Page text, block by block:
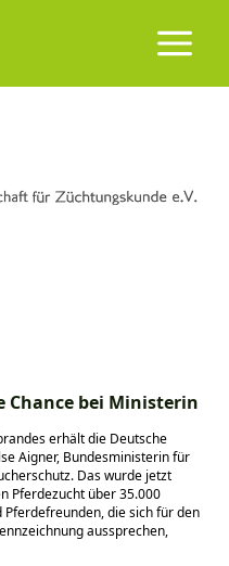
Chance bei Ministerin
erhält die Deutsche
Aigner, Bundesministerin für
Das wurde jetzt
Pferdezucht über 35.000
die sich für den
aussprechen,